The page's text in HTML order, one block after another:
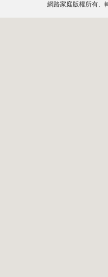
網路家庭版權所有、